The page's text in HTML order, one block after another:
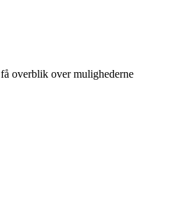
overblik over mulighederne